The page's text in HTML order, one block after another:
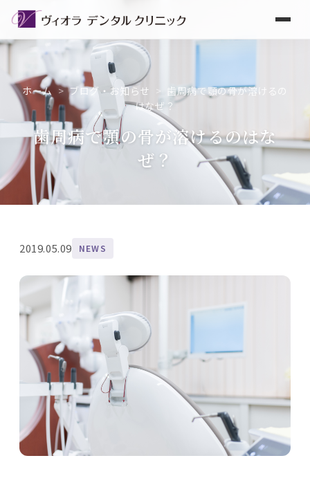
ホーム > ブログ・お知らせ > 歯周病で顎の骨が溶けるの
はなぜ？
歯周病で顎の骨が溶けるのはな
ぜ？
2019.05.09 NEWS